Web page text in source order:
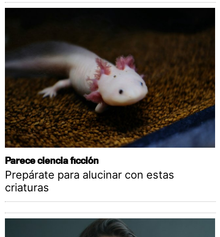
Parece ciencia ficción
Prepárate para alucinar con estas
criaturas